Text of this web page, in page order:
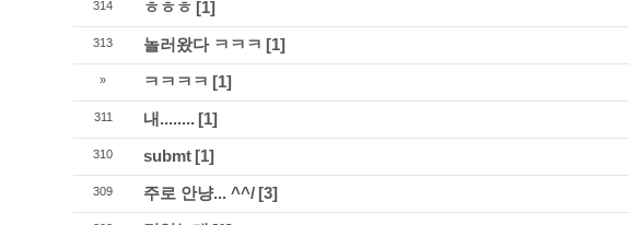
314 ㅎㅎㅎ [1]
313 놀러왔다 ㅋㅋㅋ [1]
» ㅋㅋㅋㅋ [1]
311 내........[1]
310 submt[1]
309 주로 안냥... ^^/[3]